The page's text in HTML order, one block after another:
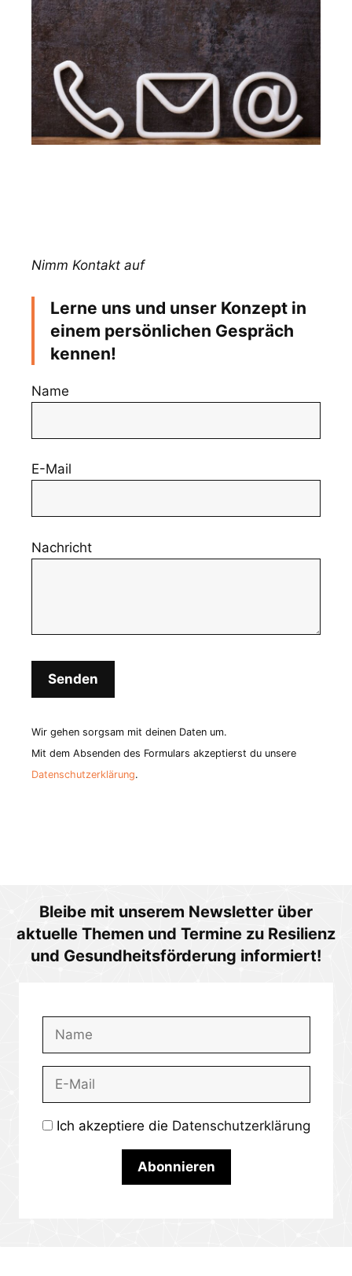
Nimm Kontakt auf
Lerne uns und unser Konzept in
einem persönlichen Gespräch
kennen!
Name
E-Mail
Nachricht
Wir gehen sorgsam mit deinen Daten um.
Mit dem Absenden des Formulars akzeptierst du unsere
Datenschutzerklärung.
Bleibe mit unserem Newsletter über
aktuelle Themen und Termine zu Resilienz
und Gesundheitsförderung informiert!
Ich akzeptiere die Datenschutzerklärung
Abonnieren